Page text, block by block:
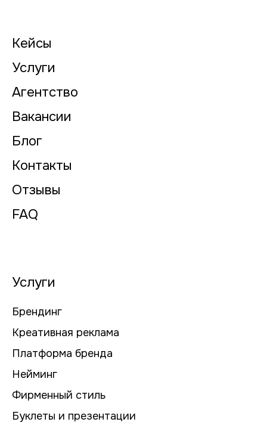
Кейсы
Услуги
Агентство
Вакансии
Блог
Контакты
Отзывы
FAQ
Услуги
Брендинг
Креативная реклама
Платформа бренда
Нейминг
Фирменный стиль
Буклеты и презентации